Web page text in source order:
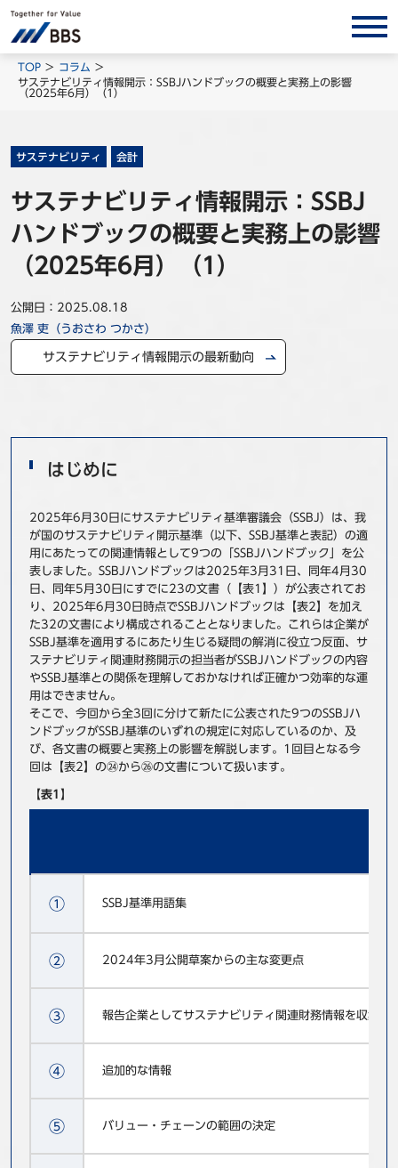
BBSグループネットワーク サステナビリティ 企業情報
株主・投資家情報 採用情報
サービス/ソリューション
インサイト
コラム
ホワイトペーパー
BBS Group News
ニュース
お問い合わせ
TOP
コラム
サステナビリティ情報開示：SSBJハンドブックの概要と実務上の影響
（2025年6月）（1）
サステナビリティ 会計
サステナビリティ情報開示：SSBJ
ハンドブックの概要と実務上の影響
（2025年6月）（1）
公開日：2025.08.18
魚澤 吏（うおさわ つかさ）
サステナビリティ情報開示の最新動向
はじめに
2025年6月30日にサステナビリティ基準審議会（SSBJ）は、我
が国のサステナビリティ開示基準（以下、SSBJ基準と表記）の適
用にあたっての関連情報として9つの「SSBJハンドブック」を公
表しました。SSBJハンドブックは2025年3月31日、同年4月30
日、同年5月30日にすでに23の文書（【表1】）が公表されてお
り、2025年6月30日時点でSSBJハンドブックは【表2】を加え
た32の文書により構成されることとなりました。これらは企業が
SSBJ基準を適用するにあたり生じる疑問の解消に役立つ反面、サ
ステナビリティ関連財務開示の担当者がSSBJハンドブックの内容
やSSBJ基準との関係を理解しておかなければ正確かつ効率的な運
用はできません。
そこで、今回から全3回に分けて新たに公表された9つのSSBJハ
ンドブックがSSBJ基準のいずれの規定に対応しているのか、及
び、各文書の概要と実務上の影響を解説します。1回目となる今
回は【表2】の㉔から㉖の文書について扱います。
【表1】
① SSBJ基準用語集
② 2024年3月公開草案からの主な変更点
③ 報告企業としてサステナビリティ関連財務情報を収集す
④ 追加的な情報
⑤ バリュー・チェーンの範囲の決定